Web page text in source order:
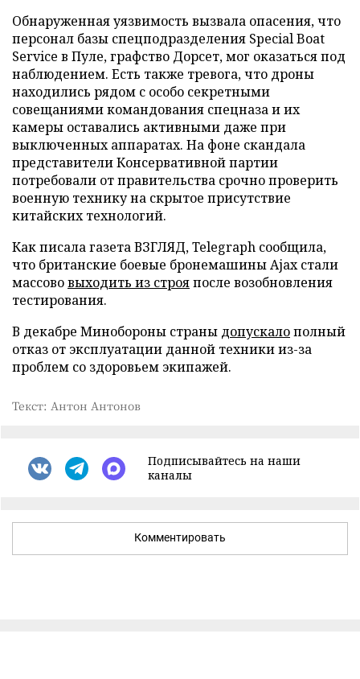
Обнаруженная уязвимость вызвала опасения, что
персонал базы спецподразделения Special Boat
Service в Пуле, графство Дорсет, мог оказаться под
наблюдением. Есть также тревога, что дроны
находились рядом с особо секретными
совещаниями командования спецназа и их
камеры оставались активными даже при
выключенных аппаратах. На фоне скандала
представители Консервативной партии
потребовали от правительства срочно проверить
военную технику на скрытое присутствие
китайских технологий.
Как писала газета ВЗГЛЯД, Telegraph сообщила,
что британские боевые бронемашины Ajax стали
массововыходить из строяпосле возобновления
тестирования.
В декабре Минобороны страны допускалополный
отказ от эксплуатации данной техники из-за
проблем со здоровьем экипажей.
Текст: Антон Антонов
Подписывайтесь на наши
каналы
Комментировать